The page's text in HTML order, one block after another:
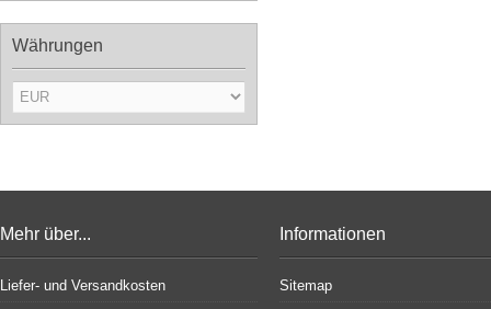
Währungen
Mehr über...
Liefer- und Versandkosten
Informationen
Sitemap